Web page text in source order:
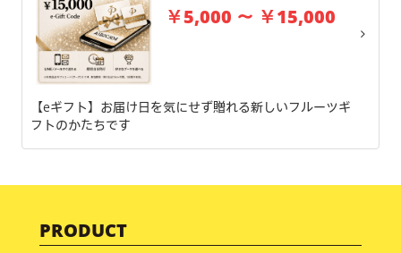
￥5,000 ～ ￥15,000
【eギフト】お届け日を気にせず贈れる新しいフルーツギ
フトのかたちです
PRODUCT